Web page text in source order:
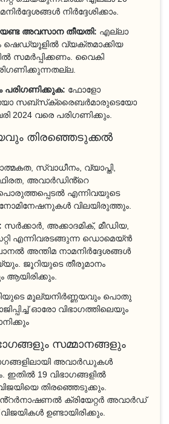
നിർദ്ദേശിക്കാം.
അവസാന തീയതി: എല്ലാ
ഷെഡ്യൂളിൽ വ്യക്തമാക്കിയ
സമർപ്പിക്കണം. വൈകി
പരിഗണിക്കുക: ഫോളോ
സബ്‌സ്‌ക്രൈബർമാരുടെയോ
2024 വരെ പരിഗണിക്കും.
തിരഞ്ഞെടുക്കൽ
സ്വാധീനം, വ്യാപ്തി,
അവാർഡിൻ്റെ
എന്നിവയുടെ
വിലയിരുത്തും.
സർക്കാർ, അക്കാദമിക്, മീഡിയ,
എന്നിവരടങ്ങുന്ന ഡൊമെയ്ൻ
അന്തിമ നാമനിർദ്ദേശങ്ങൾ
ജൂറിയുടെ തീരുമാനം
ആയിരിക്കും.
മൂല്യനിർണ്ണയവും പൊതു
ഓരോ വിഭാഗത്തിലെയും
സമ്മാനങ്ങളും
അവാർഡുകൾ
19 വിഭാഗങ്ങളിൽ
തിരഞ്ഞെടുക്കും.
ക്രിയേറ്റർ അവാർഡ്
ഉണ്ടായിരിക്കും.